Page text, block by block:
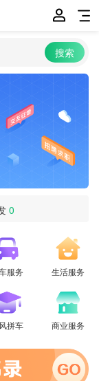
0
服务 生活服务
拼车 商业服务